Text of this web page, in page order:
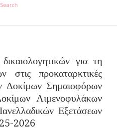
Search
για τη
στις προκαταρκτικές
Δοκίμων Σημαιοφόρων
Λιμενοφυλάκων
Εξετάσεων
2026